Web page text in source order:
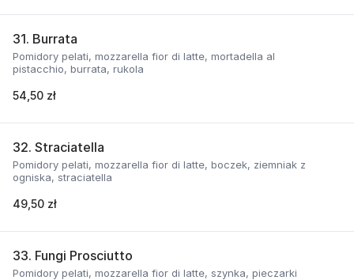
31. Burrata
Pomidory pelati, mozzarella fior di latte, mortadella al
pistacchio, burrata, rukola
54,50 zł
32. Straciatella
Pomidory pelati, mozzarella fior di latte, boczek, ziemniak z
ogniska, straciatella
49,50 zł
33. Fungi Prosciutto
Pomidory pelati, mozzarella fior di latte, szynka, pieczarki